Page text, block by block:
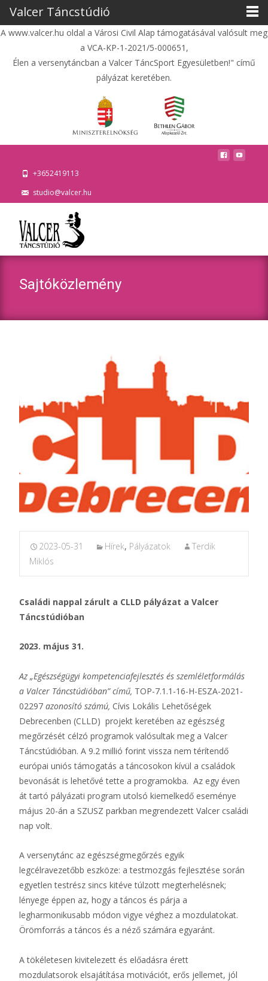
A www.valcer.hu oldal a Városi Civil Alap támogatásával valósult meg
a VCA-KP-1-2021/5-000651,
Élen a versenytáncban a Valcer TáncSport Egyesületben!" című
pályázat keretében.
+3652419113
studio@valcer.hu
Sajtóközlemény
2023-05-31 Hírek, Pályázatok
Terdik
Miklós
Családi nappal zárult a CLLD pályázat a Valcer
Táncstúdióban
2023. május 31.
Az „Egészségügyi kompetenciafejlesztés és szemléletformálás
a Valcer Táncstúdióban” című, TOP-7.1.1-16-H-ESZA-2021-
02297 azonosító számú, Cívis Lokális Lehetőségek
Debrecenben (CLLD) projekt keretében az egészség
megőrzését célzó programok valósultak meg a Valcer
Táncstúdióban. A 9.2 millió forint vissza nem térítendő
európai uniós támogatás a táncosokon kívül a családok
bevonását is lehetővé tette a programokba. Az egy éven
át tartó pályázati program utolsó kiemelkedő eseménye
május 20-án a SZUSZ parkban megrendezett Valcer családi
nap volt.
A versenytánc az egészségmegőrzés egyik
legcélravezetőbb eszköze: a testmozgás fejlesztése során
egyetlen testrész sincs kitéve túlzott megterhelésnek;
lényege éppen az, hogy a táncos és párja a
legharmonikusabb módon vigye véghez a mozdulatokat.
Örömforrás a táncos és a néző számára egyaránt.
A tökéletesen kivitelezett és előadásra érett
mozdulatsorok elsajátítása motivációt, erős jellemet, jól
Valcer Táncstúdió